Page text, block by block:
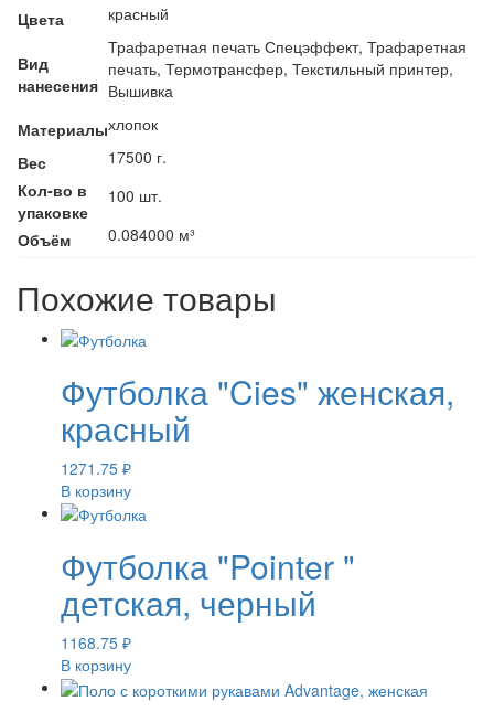
Цвета красный
Вид
нанесения
Трафаретная печать Спецэффект, Трафаретная
печать, Термотрансфер, Текстильный принтер,
Вышивка
Материалыхлопок
Вес
17500 г.
Кол-во в
упаковке
100 шт.
Объём
0.084000 м³
Похожие товары
Футболка "Cies" женская,
красный
1271.75 ₽
В корзину
Футболка "Pointer "
детская, черный
1168.75 ₽
В корзину